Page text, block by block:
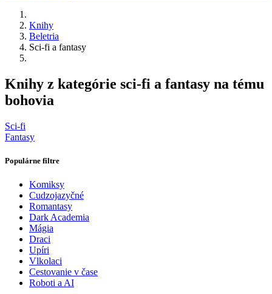
Knihy
Beletria
Sci-fi a fantasy
Knihy z kategórie sci-fi a fantasy na tému
bohovia
Sci-fi
Fantasy
Populárne filtre
Komiksy
Cudzojazyčné
Romantasy
Dark Academia
Mágia
Draci
Upíri
Vlkolaci
Cestovanie v čase
Roboti a AI